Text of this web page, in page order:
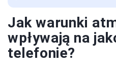
Jak warunki
wpływają na
telefonie?